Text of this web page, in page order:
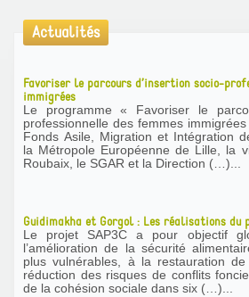
Actualités
Favoriser le parcours d’insertion socio-
immigrées
Le programme « Favoriser le
professionnelle des femmes immigrées » est cofinancé par le
Fonds Asile, Migration et Intégration
la Métropole Européenne de Lille, la
Roubaix, le SGAR et la Direction (…)...
Guidimakha et Gorgol : Les réalisations du
Le projet SAP3C a pour objectif
l’amélioration de la sécurité
plus vulnérables, à la restauration de
réduction des risques de conflits
de la cohésion sociale dans six (…)...